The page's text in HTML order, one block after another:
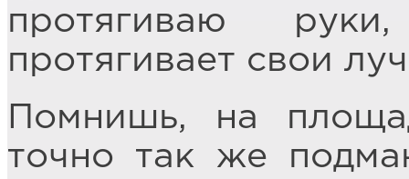
протягиваю
протягивает свои
Помнишь, на
точно так же